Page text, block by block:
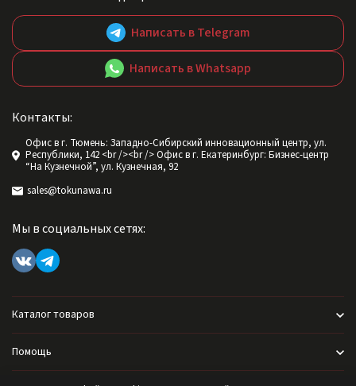
Написать в Telegram
Написать в Whatsapp
Контакты:
Офис в г. Тюмень: Западно-Сибирский инновационный центр, ул.
Республики, 142 <br /><br /> Офис в г. Екатеринбург: Бизнес-центр
“На Кузнечной”, ул. Кузнечная, 92
sales@tokunawa.ru
Мы в социальных сетях:
Каталог товаров
Помощь